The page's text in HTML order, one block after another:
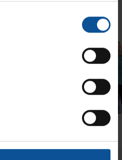
Lukács Kornél az Év
akadémistája